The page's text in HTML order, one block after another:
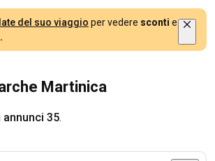
del suo viaggio per vedere sconti e
Martinica
annunci 35.